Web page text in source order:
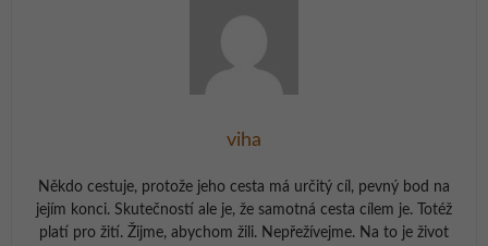
viha
Někdo cestuje, protože jeho cesta má určitý cíl, pevný bod na
jejím konci. Skutečností ale je, že samotná cesta cílem je. Totéž
platí pro žití. Žijme, abychom žili. Nepřežívejme. Na to je život